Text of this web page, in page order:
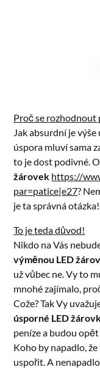
Proč se rozhodnout
Jak absurdní je
úspora mluví sama
to je dost podivné.
žárovek https://
par=patice|e27?
je ta správná
To je teda důvod!
Nikdo na Vás
výměnou LED
už vůbec ne. Vy to
mnohé zajímalo,
Cože? Tak Vy
úsporné LED
peníze a budou
Koho by napadlo,
uspořit. A